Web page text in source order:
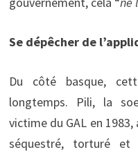
Se dépêcher de
Du côté basque,
longtemps. Pili, la
victime du GAL en
séquestré, torturé et